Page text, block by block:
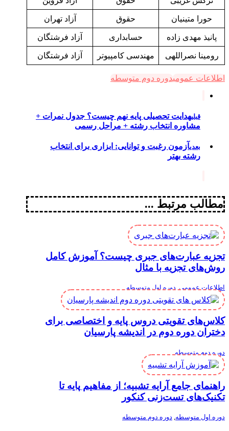
حورا متینیان حقوق آزاد تهران
پانیذ مهدی زاده حسابداری آزاد فرشتگان
رومینا نصراللهی مهندسی کامپیوتر آزاد فرشتگان
اطلاعات عمومیدوره دوم متوسطه
قبلیهدایت تحصیلی پایه نهم چیست؟ جدول نمرات +
مشاوره انتخاب رشته + مراحل رسمی
بعدیآزمون رغبت و توانایی: ابزاری برای انتخاب
رشته بهتر
مطالب مرتبط ...
تجزیه عبارت‌های جبری چیست؟ آموزش کامل
روش‌های تجزیه با مثال
اطلاعات عمومی, دوره اول متوسطه
کلاس‌های تقویتی دروس پایه و اختصاصی برای
دختران دوره دوم در اندیشه پارسیان
دوره دوم متوسطه
راهنمای جامع آرایه تشبیه؛ از مفاهیم پایه تا
تکنیک‌های تست‌زنی کنکور
دوره اول متوسطه, دوره دوم متوسطه